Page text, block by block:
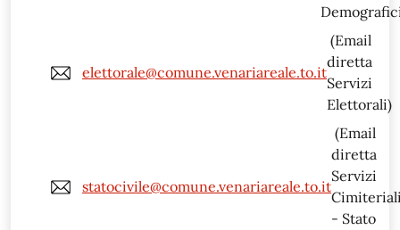
elettorale@comune.venariareale.to.it
(Email
diretta
Servizi
Elettorali)
statocivile@comune.venariareale.to.it
(Email
diretta
Servizi
- Stato